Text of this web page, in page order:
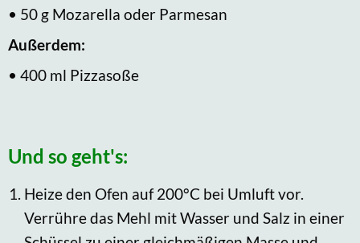
• 50 g Mozarella oder Parmesan
Außerdem:
• 400 ml Pizzasoße
Und so geht's:
Heize den Ofen auf 200°C bei Umluft vor.
Verrühre das Mehl mit Wasser und Salz in einer